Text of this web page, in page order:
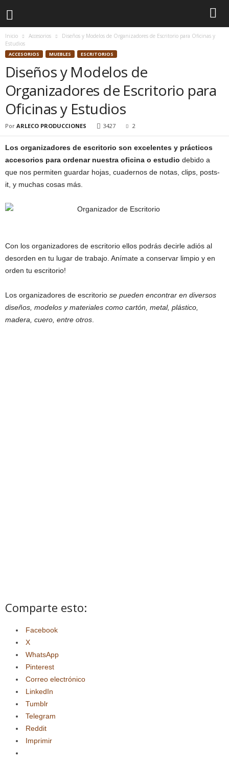
Inicio Accesorios
Diseños y Modelos de Organizadores de Escritorio para Oficinas y
Estudios
ACCESORIOS MUEBLES ESCRITORIOS
Diseños y Modelos de
Organizadores de Escritorio para
Oficinas y Estudios
Por ARLECO PRODUCCIONES 3427 2
Los organizadores de escritorio son excelentes y prácticos
accesorios para ordenar nuestra oficina o estudio debido a
que nos permiten guardar hojas, cuadernos de notas, clips, posts-
it, y muchas cosas más.
Con los organizadores de escritorio ellos podrás decirle adiós al
desorden en tu lugar de trabajo. Anímate a conservar limpio y en
orden tu escritorio!
Los organizadores de escritorio se pueden encontrar en diversos
diseños, modelos y materiales como cartón, metal, plástico,
madera, cuero, entre otros
Comparte esto:
Facebook
X
WhatsApp
Pinterest
Correo electrónico
LinkedIn
Tumblr
Telegram
Reddit
Imprimir